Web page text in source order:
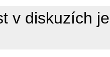
v diskuzích